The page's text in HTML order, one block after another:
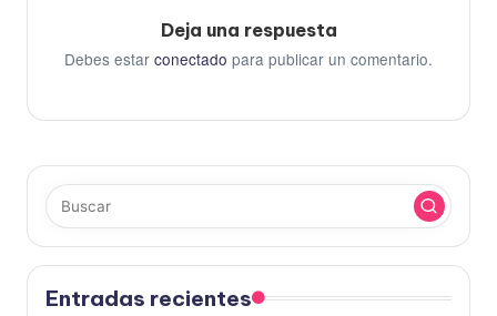
Deja una respuesta
Debes estar conectado para publicar un comentario.
Entradas recientes